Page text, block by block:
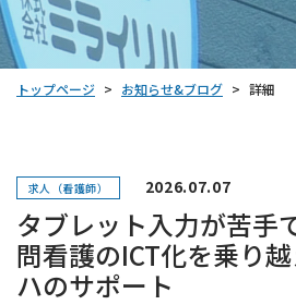
トップページ > お知らせ&ブログ > 詳細
求人（看護師） 2026.07.07
タブレット入力が苦手
問看護のICT化を乗り
ハのサポート